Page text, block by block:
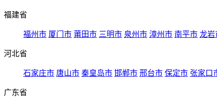
福建省
福州市 厦门市 莆田市 三明市 泉州市 漳州市 南平市 龙岩
河北省
石家庄市 唐山市 秦皇岛市 邯郸市 邢台市 保定市 张家口
广东省